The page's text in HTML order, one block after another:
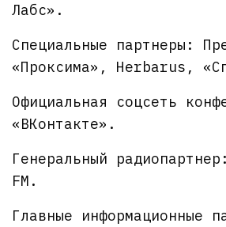
Лабс».
Специальные партнеры:
«Проксима», Herbarus,
Официальная соцсеть
«ВКонтакте».
Генеральный
FM.
Главные информационные